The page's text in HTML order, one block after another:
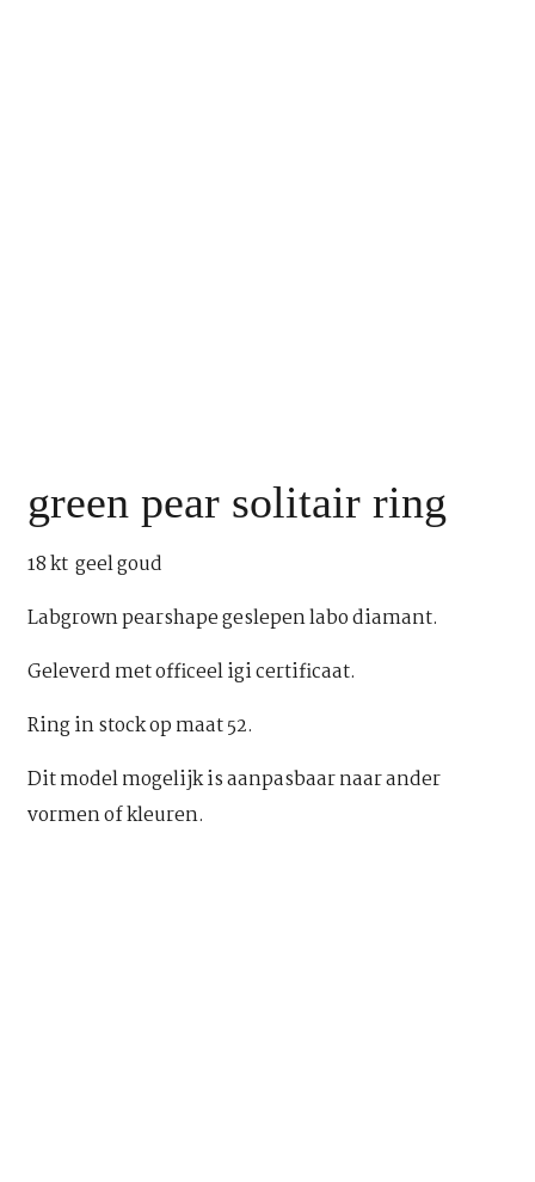
green pear solitair ring
18 kt geel goud
Labgrown pearshape geslepen labo diamant.
Geleverd met officeel igi certificaat.
Ring in stock op maat 52.
Dit model mogelijk is aanpasbaar naar ander
vormen of kleuren.